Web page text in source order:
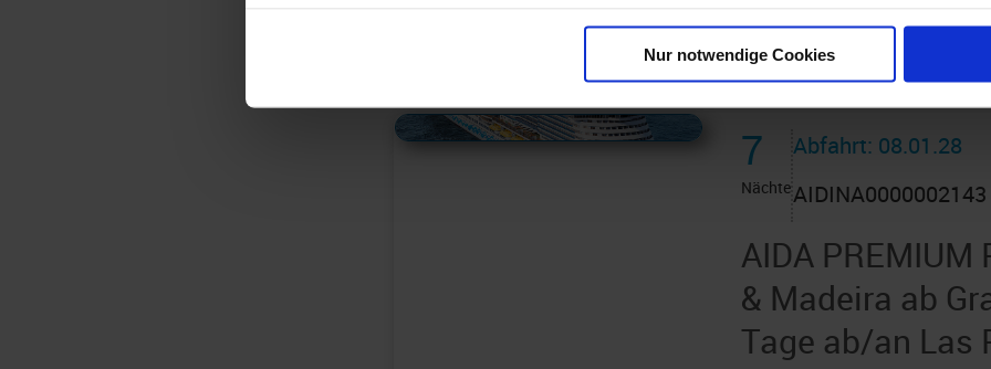
Nur notwendige Cookies
an Bord der
Alles Bildmaterial von AIDAcruises ist ©AIDAcruises
7
Nächte
Abfahrt: 08.01.28
AIDINA0000002143
AIDA
& Madeira ab
Tage ab/an Las